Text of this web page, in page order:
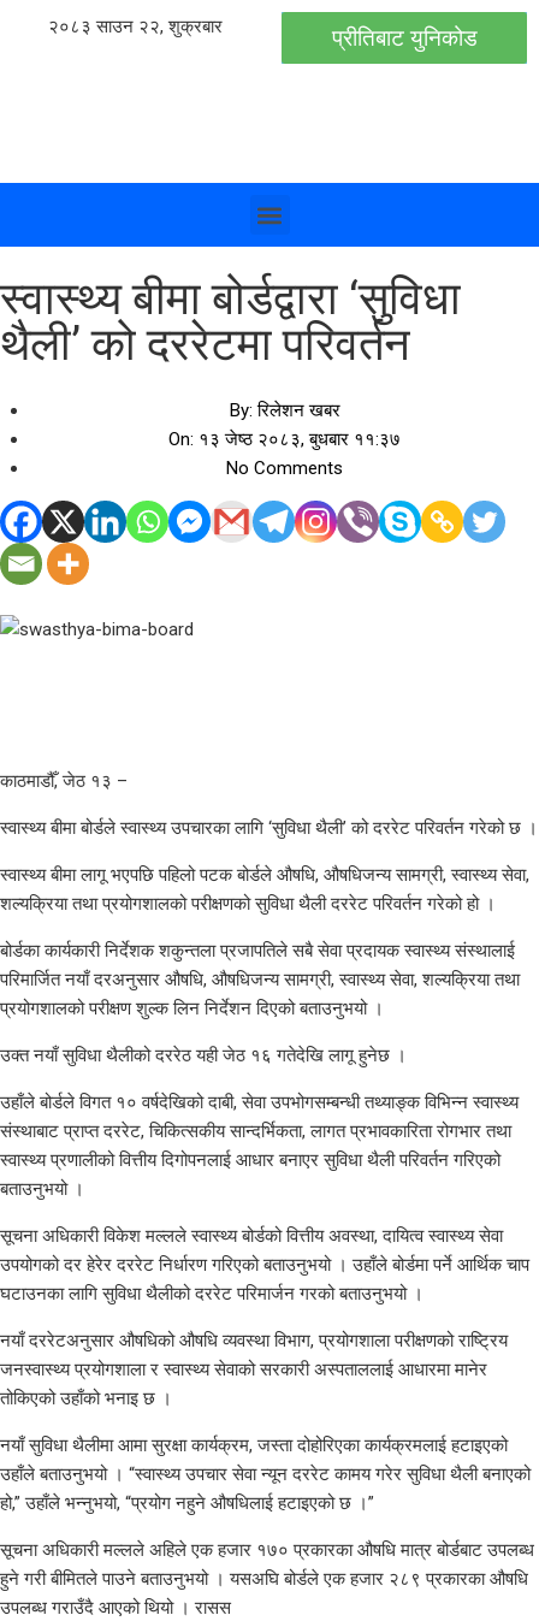
२०८३ साउन २२, शुक्रबार प्रीतिबाट युनिकोड
स्वास्थ्य बीमा बोर्डद्वारा ‘सुविधा
थैली’ को दररेटमा परिवर्तन
By: रिलेशन खबर
On: १३ जेष्ठ २०८३, बुधबार ११:३७
No Comments
काठमाडौँ, जेठ १३ –
स्वास्थ्य बीमा बोर्डले स्वास्थ्य उपचारका लागि ‘सुविधा थैली’ को दररेट परिवर्तन गरेको छ ।
स्वास्थ्य बीमा लागू भएपछि पहिलो पटक बोर्डले औषधि, औषधिजन्य सामग्री, स्वास्थ्य सेवा,
शल्यक्रिया तथा प्रयोगशालको परीक्षणको सुविधा थैली दररेट परिवर्तन गरेको हो ।
बोर्डका कार्यकारी निर्देशक शकुन्तला प्रजापतिले सबै सेवा प्रदायक स्वास्थ्य संस्थालाई
परिमार्जित नयाँ दरअनुसार औषधि, औषधिजन्य सामग्री, स्वास्थ्य सेवा, शल्यक्रिया तथा
प्रयोगशालको परीक्षण शुल्क लिन निर्देशन दिएको बताउनुभयो ।
उक्त नयाँ सुविधा थैलीको दररेठ यही जेठ १६ गतेदेखि लागू हुनेछ ।
उहाँले बोर्डले विगत १० वर्षदेखिको दाबी, सेवा उपभोगसम्बन्धी तथ्याङ्क विभिन्न स्वास्थ्य
संस्थाबाट प्राप्त दररेट, चिकित्सकीय सान्दर्भिकता, लागत प्रभावकारिता रोगभार तथा
स्वास्थ्य प्रणालीको वित्तीय दिगोपनलाई आधार बनाएर सुविधा थैली परिवर्तन गरिएको
बताउनुभयो ।
सूचना अधिकारी विकेश मल्लले स्वास्थ्य बोर्डको वित्तीय अवस्था, दायित्व स्वास्थ्य सेवा
उपयोगको दर हेरेर दररेट निर्धारण गरिएको बताउनुभयो । उहाँले बोर्डमा पर्ने आर्थिक चाप
घटाउनका लागि सुविधा थैलीको दररेट परिमार्जन गरको बताउनुभयो ।
नयाँ दररेटअनुसार औषधिको औषधि व्यवस्था विभाग, प्रयोगशाला परीक्षणको राष्ट्रिय
जनस्वास्थ्य प्रयोगशाला र स्वास्थ्य सेवाको सरकारी अस्पताललाई आधारमा मानेर
तोकिएको उहाँको भनाइ छ ।
नयाँ सुविधा थैलीमा आमा सुरक्षा कार्यक्रम, जस्ता दोहोरिएका कार्यक्रमलाई हटाइएको
उहाँले बताउनुभयो । “स्वास्थ्य उपचार सेवा न्यून दररेट कामय गरेर सुविधा थैली बनाएको
हो,” उहाँले भन्नुभयो, “प्रयोग नहुने औषधिलाई हटाइएको छ ।”
सूचना अधिकारी मल्लले अहिले एक हजार १७० प्रकारका औषधि मात्र बोर्डबाट उपलब्ध
हुने गरी बीमितले पाउने बताउनुभयो । यसअघि बोर्डले एक हजार २८९ प्रकारका औषधि
उपलब्ध गराउँदै आएको थियो । रासस